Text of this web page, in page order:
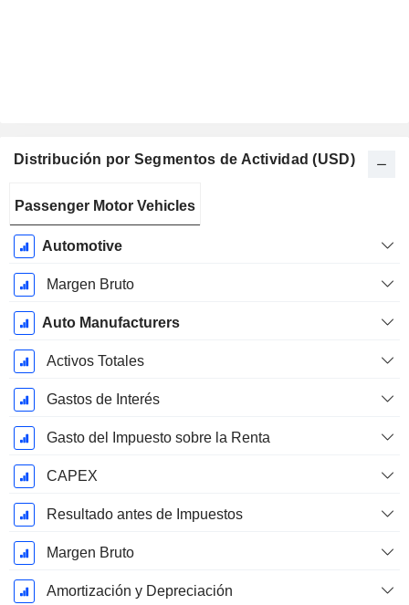
Distribución por Segmentos de Actividad (USD)
fiscal:
Diciembre
Passenger Motor Vehicles
Automotive
Margen Bruto
Auto Manufacturers
Activos Totales
Gastos de Interés
Gasto del Impuesto sobre la Renta
CAPEX
Resultado antes de Impuestos
Margen Bruto
Amortización y Depreciación